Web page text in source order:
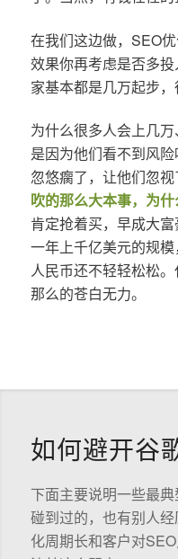
在我们这边做，SEO
效果你再考虑是否多
家基本都是几万起步，
为什么很多人会上几
是因为他们看不到风
忽悠瘸了，让他们忽视
吹的那么大本事，为什
肯定抢着买，早成大
一年上千亿美元的规
人民币还不轻轻松松
那么的苍白无力。
如何避开谷
下面主要说明一些最
碰到过的，也有别人
化周期长和客户对